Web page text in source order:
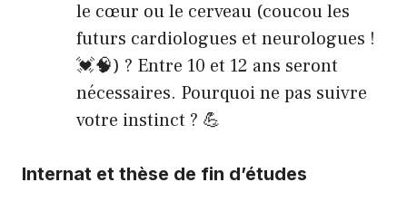
le cœur ou le cerveau (coucou les
futurs cardiologues et neurologues !
💓🧠) ? Entre 10 et 12 ans seront
nécessaires. Pourquoi ne pas suivre
votre instinct ? 💪
Internat et thèse de fin d’études